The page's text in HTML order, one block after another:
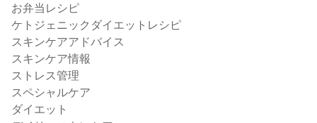
お弁当レシピ
ケトジェニックダイエットレシピ
スキンケアアドバイス
スキンケア情報
ストレス管理
スペシャルケア
ダイエット